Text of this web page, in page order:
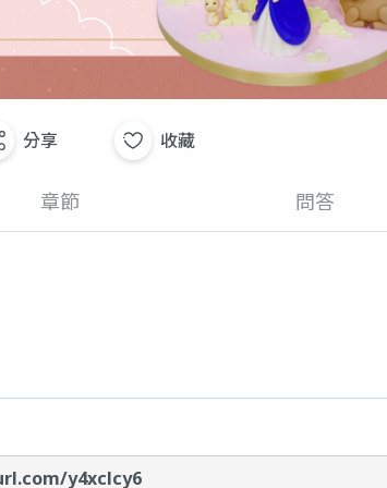
分享 收藏
章節 問答
y4xclcy6